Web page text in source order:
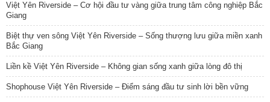
Việt Yên Riverside – Cơ hội đầu tư vàng giữa trung tâm công nghiệp Bắc
Giang
Biệt thự ven sông Việt Yên Riverside – Sống thượng lưu giữa miền xanh
Bắc Giang
Liền kề Việt Yên Riverside – Không gian sống xanh giữa lòng đô thị
Shophouse Việt Yên Riverside – Điểm sáng đầu tư sinh lời bền vững